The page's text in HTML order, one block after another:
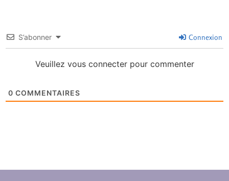
S’abonner Connexion
Veuillez vous connecter pour commenter
0 COMMENTAIRES